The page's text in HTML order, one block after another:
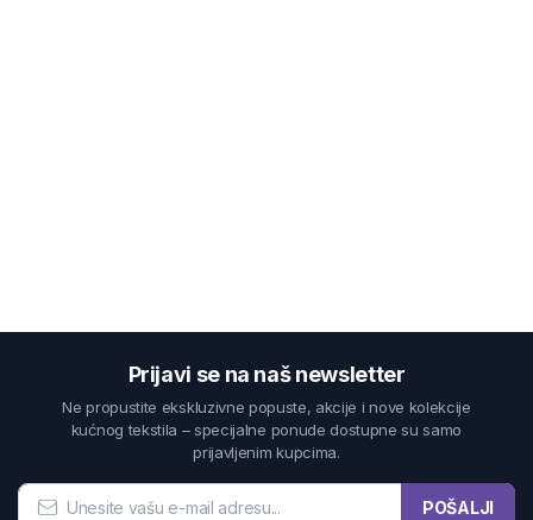
Prijavi se na naš newsletter
Ne propustite ekskluzivne popuste, akcije i nove kolekcije
kućnog tekstila – specijalne ponude dostupne su samo
prijavljenim kupcima.
POŠALJI